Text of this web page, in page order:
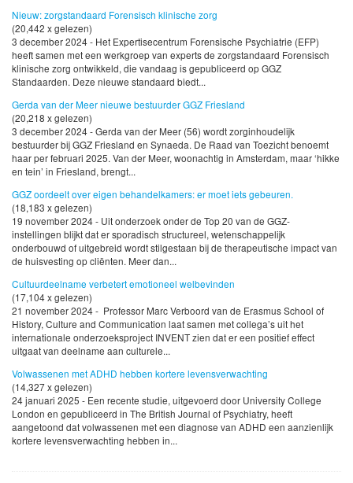
Nieuw: zorgstandaard Forensisch klinische zorg
(20,442 x gelezen)
3 december 2024 - Het Expertisecentrum Forensische Psychiatrie (EFP)
heeft samen met een werkgroep van experts de zorgstandaard Forensisch
klinische zorg ontwikkeld, die vandaag is gepubliceerd op GGZ
Standaarden. Deze nieuwe standaard biedt...
Gerda van der Meer nieuwe bestuurder GGZ Friesland
(20,218 x gelezen)
3 december 2024 - Gerda van der Meer (56) wordt zorginhoudelijk
bestuurder bij GGZ Friesland en Synaeda. De Raad van Toezicht benoemt
haar per februari 2025. Van der Meer, woonachtig in Amsterdam, maar ‘hikke
en tein’ in Friesland, brengt...
GGZ oordeelt over eigen behandelkamers: er moet iets gebeuren.
(18,183 x gelezen)
19 november 2024 - Uit onderzoek onder de Top 20 van de GGZ-
instellingen blijkt dat er sporadisch structureel, wetenschappelijk
onderbouwd of uitgebreid wordt stilgestaan bij de therapeutische impact van
de huisvesting op cliënten. Meer dan...
Cultuurdeelname verbetert emotioneel welbevinden
(17,104 x gelezen)
21 november 2024 - Professor Marc Verboord van de Erasmus School of
History, Culture and Communication laat samen met collega’s uit het
internationale onderzoeksproject INVENT zien dat er een positief effect
uitgaat van deelname aan culturele...
Volwassenen met ADHD hebben kortere levensverwachting
(14,327 x gelezen)
24 januari 2025 - Een recente studie, uitgevoerd door University College
London en gepubliceerd in The British Journal of Psychiatry, heeft
aangetoond dat volwassenen met een diagnose van ADHD een aanzienlijk
kortere levensverwachting hebben in...